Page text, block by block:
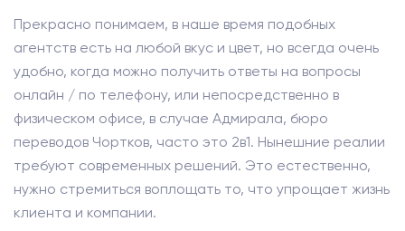
Прекрасно понимаем, в наше время подобных
агентств есть на любой вкус и цвет, но всегда очень
удобно, когда можно получить ответы на вопросы
онлайн / по телефону, или непосредственно в
физическом офисе, в случае Адмирала, бюро
переводов Чортков, часто это 2в1. Нынешние реалии
требуют современных решений. Это естественно,
нужно стремиться воплощать то, что упрощает жизнь
клиента и компании.